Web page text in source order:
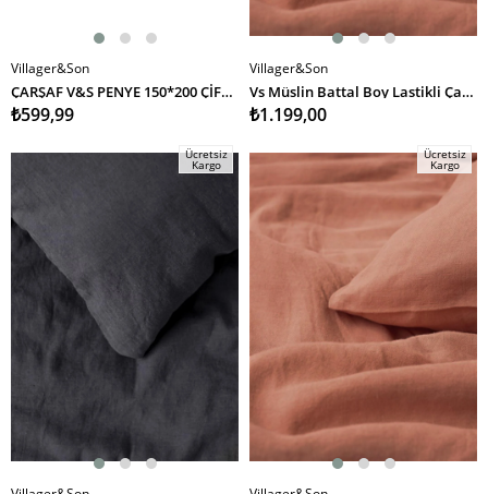
SEPETE EKLE
Villager&Son
ÇARŞAF V&S PENYE 150*200 ÇİFT KİŞİLİK (MDL) MAVİ
₺599,99
SEPETE EKLE
Villager&Son
Vs Müslin Battal Boy Lastikli Çarşaf 180 200 PEMBE
₺1.199,00
Ücretsiz
Kargo
Ücretsiz
Kargo